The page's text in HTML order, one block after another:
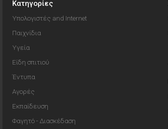
Κατηγορίες
Υπολογιστές and Internet
Παιχνίδια
Υγεία
Είδη σπιτιού
Έντυπα
Αγορές
Εκπαίδευση
Φαγητό - Διασκέδαση